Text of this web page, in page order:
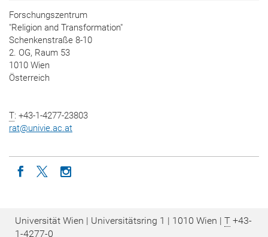
Forschungszentrum
"Religion and Transformation"
Schenkenstraße 8-10
2. OG, Raum 53
1010 Wien
Österreich
T: +43-1-4277-23803
rat@univie.ac.at
Icon facebook
Icon twitter
Icon instagram
Universität Wien | Universitätsring 1 | 1010 Wien | T +43-
1-4277-0